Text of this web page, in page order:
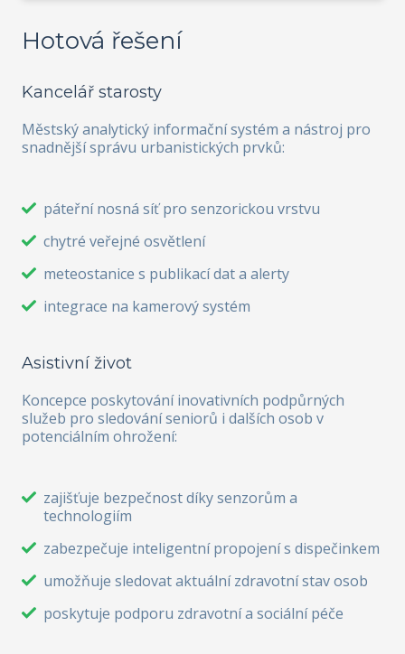
Hotová řešení
Kancelář starosty
Městský analytický informační systém a nástroj pro
snadnější správu urbanistických prvků:
páteřní nosná síť pro senzorickou vrstvu
chytré veřejné osvětlení
meteostanice s publikací dat a alerty
integrace na kamerový systém
Asistivní život
Koncepce poskytování inovativních podpůrných
služeb pro sledování seniorů i dalších osob v
potenciálním ohrožení:
zajišťuje bezpečnost díky senzorům a
technologiím
zabezpečuje inteligentní propojení s dispečinkem
umožňuje sledovat aktuální zdravotní stav osob
poskytuje podporu zdravotní a sociální péče